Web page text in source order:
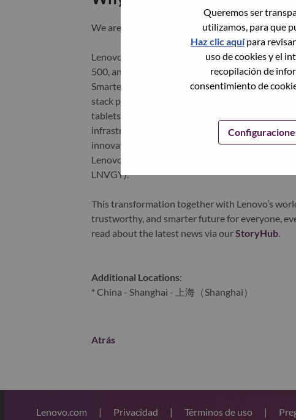
Queremos ser
utilizamos, para que
Haz clic aquípara
uso de cookies y el
recopilación de
consentimiento de
We are Lenovo. We do what we say. We own
Lenovo is a US$83 billion revenue global
500, and serving millions of customers every
Smarter Technology for All, Lenovo has built on
stack portfolio of AI-enabled, AI-ready, and AI-
tablets), infrastructure (server, storage, edge,
infrastructure), software, solutions, and
innovation is building a more equitable,
Lenovo is listed on the Hong Kong stock
LNVGY).
This transformation together with Lenovo’s
trustworthy, and smarter future for everyone,
read about the latest news via ourStoryHub.
Additional Locations:
* China - Shanghai - 上海（Shanghai）
Atrás
Lenovo.com | Privacidad | Términos de uso |